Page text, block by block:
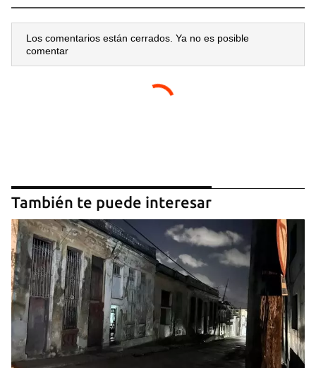
Los comentarios están cerrados. Ya no es posible
comentar
También te puede interesar